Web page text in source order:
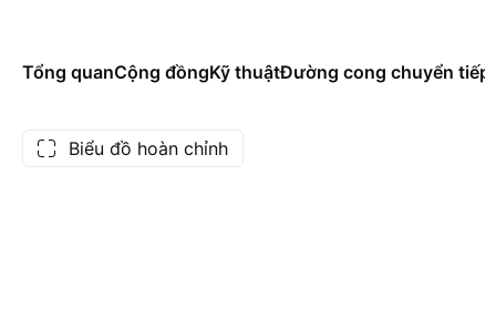
Tổng quanCộng đồngKỹ thuậtĐường cong chuyển tiếp
Biểu đồ hoàn chỉnh